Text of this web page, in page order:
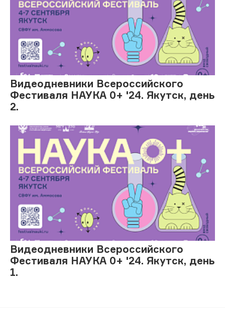
Видеодневники Всероссийского
Фестиваля НАУКА 0+ '24. Якутск, день
2.
Видеодневники Всероссийского
Фестиваля НАУКА 0+ '24. Якутск, день
1.